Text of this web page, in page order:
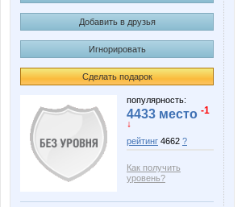
Добавить в друзья
Игнорировать
Сделать подарок
популярность:
4433 место -1
↓
рейтинг 4662 ?
Как получить
уровень?